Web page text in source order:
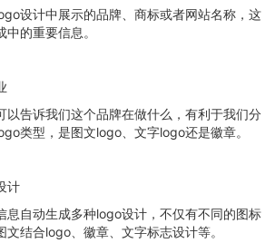
设计中展示的品牌、商标或者网站名称，这
的重要信息。
以告诉我们这个品牌在做什么，有利于我们分
类型，是图文logo、文字logo还是徽章。
计
息自动生成多种logo设计，不仅有不同的图标
文结合logo、徽章、文字标志设计等。